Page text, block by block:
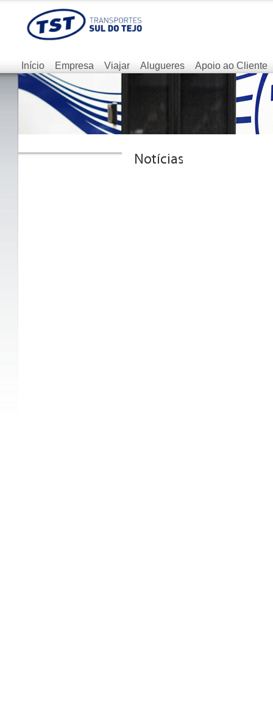
Início Empresa Viajar Alugueres Apoio ao Cliente